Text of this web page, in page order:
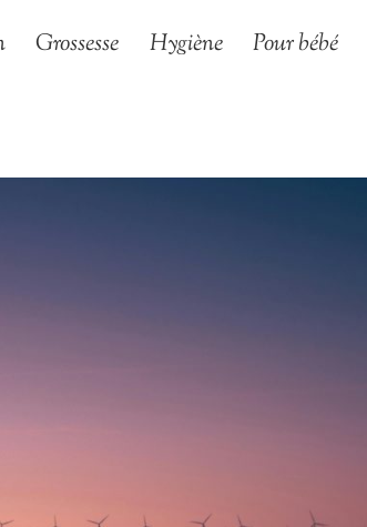
Grossesse Hygiène Pour bébé